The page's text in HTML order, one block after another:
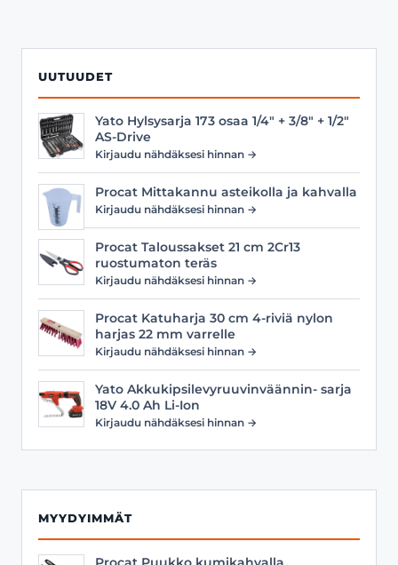
UUTUUDET
Yato Hylsysarja 173 osaa 1/4" + 3/8" + 1/2"
AS-Drive
Kirjaudu nähdäksesi hinnan →
Procat Mittakannu asteikolla ja kahvalla
Kirjaudu nähdäksesi hinnan →
Procat Taloussakset 21 cm 2Cr13
ruostumaton teräs
Kirjaudu nähdäksesi hinnan →
Procat Katuharja 30 cm 4-riviä nylon
harjas 22 mm varrelle
Kirjaudu nähdäksesi hinnan →
Yato Akkukipsilevyruuvinväännin- sarja
18V 4.0 Ah Li-Ion
Kirjaudu nähdäksesi hinnan →
MYYDYIMMÄT
Procat Puukko kumikahvalla